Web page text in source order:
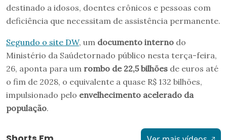
destinado a idosos, doentes crônicos e pessoas com
deficiência que necessitam de assistência permanente.
Segundo o site DW, um documento interno do
Ministério da Saúdetornado público nesta terça-feira,
26, aponta para um rombo de 22,5 bilhões de euros até
o fim de 2028, o equivalente a quase R$ 132 bilhões,
impulsionado pelo envelhecimento acelerado da
população.